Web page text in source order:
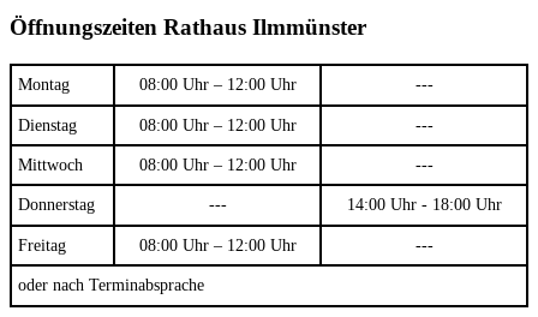
Öffnungszeiten Rathaus Ilmmünster
Montag 08:00 Uhr – 12:00 Uhr ---
Dienstag 08:00 Uhr – 12:00 Uhr ---
Mittwoch 08:00 Uhr – 12:00 Uhr ---
Donnerstag --- 14:00 Uhr - 18:00 Uhr
Freitag 08:00 Uhr – 12:00 Uhr ---
oder nach Terminabsprache